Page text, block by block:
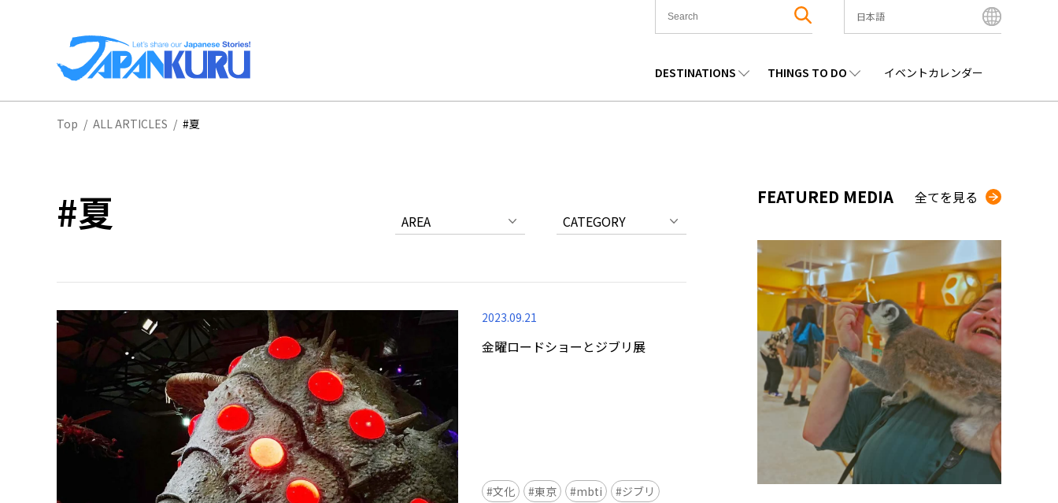
日本語
Tiếng Việt
DESTINATIONS THINGS TO DO イベントカレンダー
Top / ALL ARTICLES / #夏
#夏 AREA CATEGORY
2023.09.21
金曜ロードショーとジブリ展
文化 東京 mbti
ジブリ
FEATURED MEDIA 全てを見る